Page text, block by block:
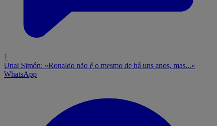
1
Unai Simón: «Ronaldo não é o mesmo de há uns anos, mas...»
WhatsApp